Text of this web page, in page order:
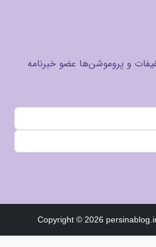
و پروموشن‌ها عضو خبرنامه
Copyright © 2026